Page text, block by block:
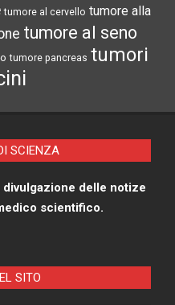
tumore al cervello tumore alla
tumore al seno
tumore pancreas tumori
SCIENZA
delle notize
scientifico.
SITO